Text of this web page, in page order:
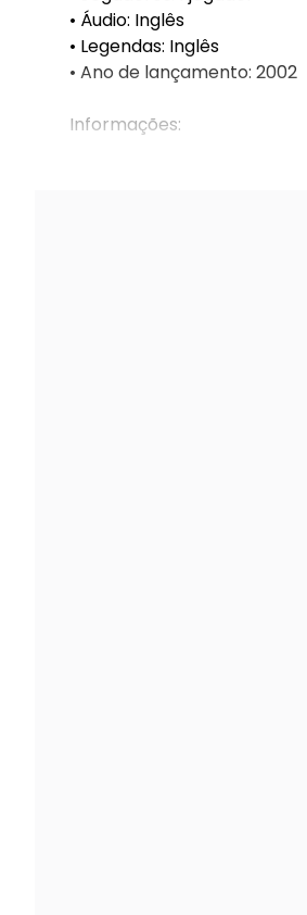
• Áudio: Inglês
• Legendas: Inglês
• Ano de lançamento: 2002
Informações: